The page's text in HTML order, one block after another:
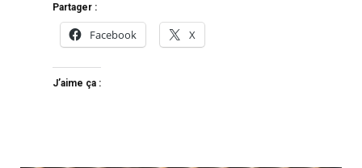
Partager :
Facebook X
J’aime ça :